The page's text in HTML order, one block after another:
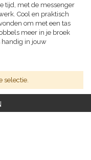
tijd, met de messenger
Cool en praktisch
om met een tas
meer in je broek
handig in jouw
selectie.